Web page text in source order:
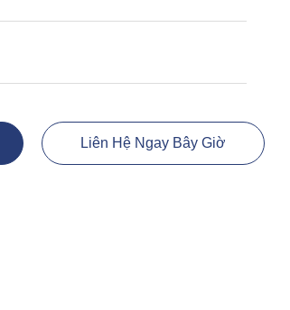
Liên Hệ Ngay Bây Giờ